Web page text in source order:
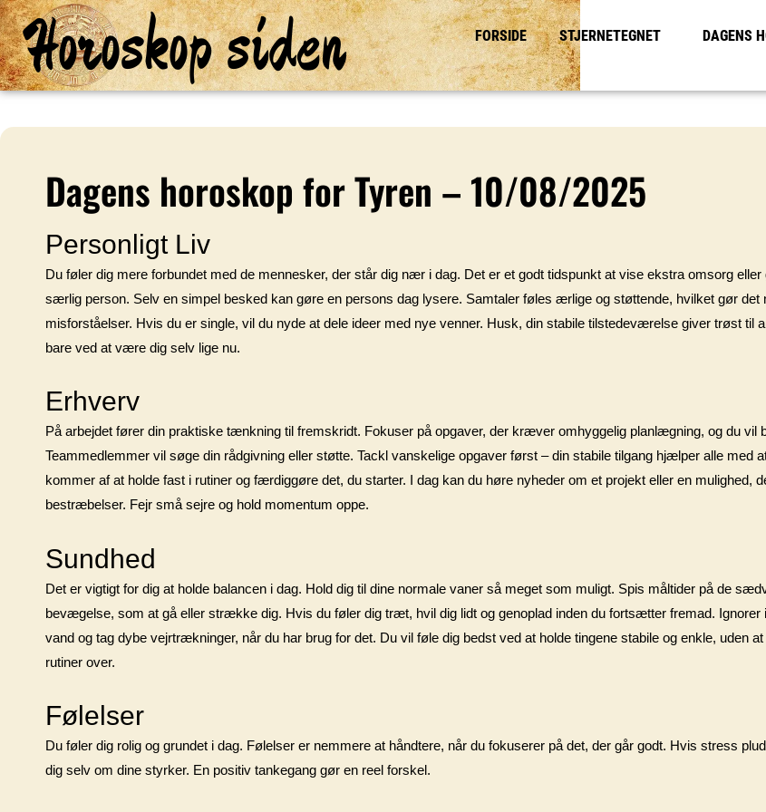
Horoskop siden FORSIDE STJERNETEGNET DAGENS
Dagens horoskop for Tyren – 10/08/2025
Personligt Liv
Du føler dig mere forbundet med de mennesker, der står dig nær i dag. Det er et godt tidspunkt at vise ekstra omsorg
særlig person. Selv en simpel besked kan gøre en persons dag lysere. Samtaler føles ærlige og støttende, hvilket gør det
misforståelser. Hvis du er single, vil du nyde at dele ideer med nye venner. Husk, din stabile tilstedeværelse giver trøst til
bare ved at være dig selv lige nu.
Erhverv
På arbejdet fører din praktiske tænkning til fremskridt. Fokuser på opgaver, der kræver omhyggelig planlægning, og du vil
Teammedlemmer vil søge din rådgivning eller støtte. Tackl vanskelige opgaver først – din stabile tilgang hjælper alle med
kommer af at holde fast i rutiner og færdiggøre det, du starter. I dag kan du høre nyheder om et projekt eller en mulighed,
bestræbelser. Fejr små sejre og hold momentum oppe.
Sundhed
Det er vigtigt for dig at holde balancen i dag. Hold dig til dine normale vaner så meget som muligt. Spis måltider på de
bevægelse, som at gå eller strække dig. Hvis du føler dig træt, hvil dig lidt og genoplad inden du fortsætter fremad. Ignorer
vand og tag dybe vejrtrækninger, når du har brug for det. Du vil føle dig bedst ved at holde tingene stabile og enkle, uden
rutiner over.
Følelser
Du føler dig rolig og grundet i dag. Følelser er nemmere at håndtere, når du fokuserer på det, der går godt. Hvis stress
dig selv om dine styrker. En positiv tankegang gør en reel forskel.